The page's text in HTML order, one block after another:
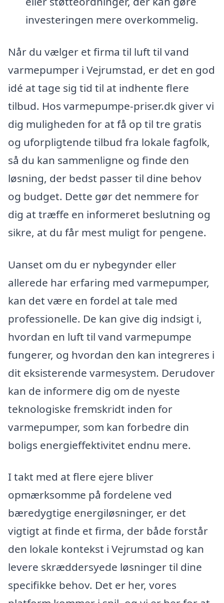
investeringen mere overkommelig.
Når du vælger et firma til luft til vand
varmepumper i Vejrumstad, er det en god
idé at tage sig tid til at indhente flere
tilbud. Hos varmepumpe-priser.dk giver vi
dig muligheden for at få op til tre gratis
og uforpligtende tilbud fra lokale fagfolk,
så du kan sammenligne og finde den
løsning, der bedst passer til dine behov
og budget. Dette gør det nemmere for
dig at træffe en informeret beslutning og
sikre, at du får mest muligt for pengene.
Uanset om du er nybegynder eller
allerede har erfaring med varmepumper,
kan det være en fordel at tale med
professionelle. De kan give dig indsigt i,
hvordan en luft til vand varmepumpe
fungerer, og hvordan den kan integreres i
dit eksisterende varmesystem. Derudover
kan de informere dig om de nyeste
teknologiske fremskridt inden for
varmepumper, som kan forbedre din
boligs energieffektivitet endnu mere.
I takt med at flere ejere bliver
opmærksomme på fordelene ved
bæredygtige energiløsninger, er det
vigtigt at finde et firma, der både forstår
den lokale kontekst i Vejrumstad og kan
levere skræddersyede løsninger til dine
specifikke behov. Det er her, vores